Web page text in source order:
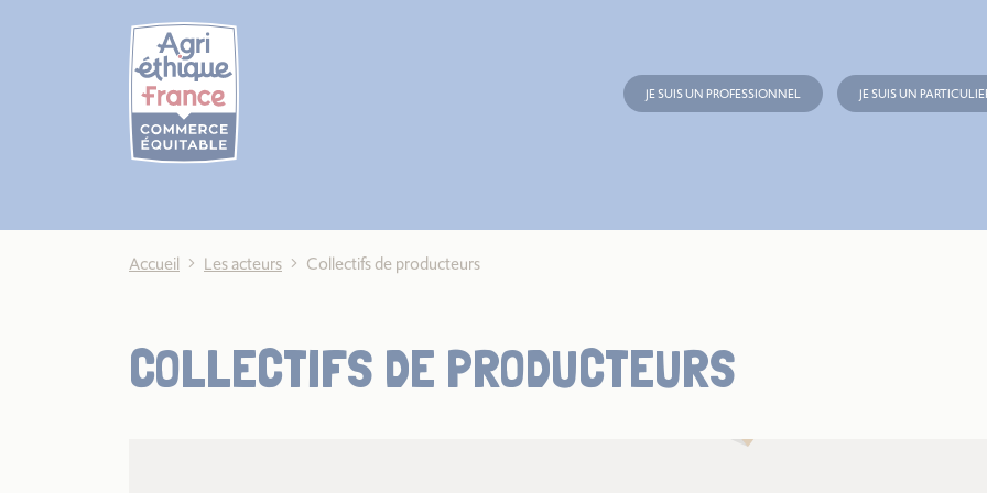
JE SUIS UN PROFESSIONNEL JE SUIS UN
Accueil Les acteurs Collectifs de producteurs
COLLECTIFS DE PRODUCTEURS